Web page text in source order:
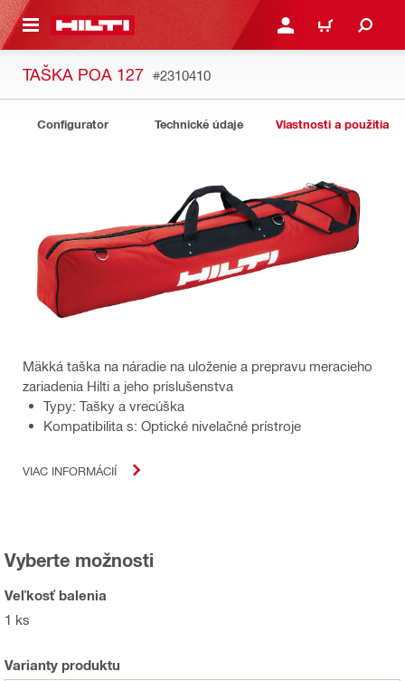
HLAVNÝ OBSAH PRIHLÁSIŤ ALEBO
KOŠÍK
TAŠKA POA 127 #2310410
Configurator Technické údaje Vlastnosti a použitia
Mäkká taška na náradie na uloženie a prepravu meracieho
zariadenia Hilti a jeho príslušenstva
Typy: Tašky a vrecúška
Kompatibilita s: Optické nivelačné prístroje
VIAC INFORMÁCIÍ
Vyberte možnosti
Veľkosť balenia
1 ks
Varianty produktu